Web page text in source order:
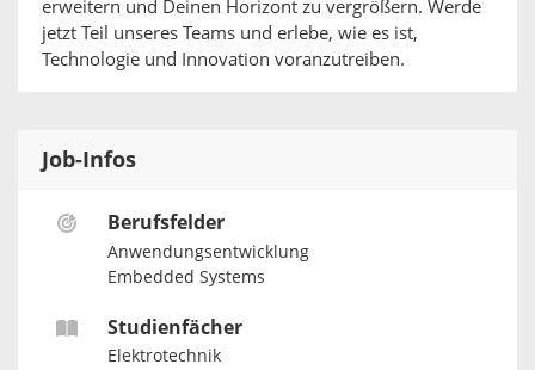
erweitern und Deinen Horizont zu vergrößern. Werde
jetzt Teil unseres Teams und erlebe, wie es ist,
Technologie und Innovation voranzutreiben.
Job-Infos
Berufsfelder
Anwendungsentwicklung
Embedded Systems
Studienfächer
Elektrotechnik